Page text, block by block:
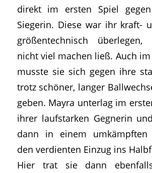
direkt im ersten Spiel
Siegerin. Diese war ihr kraft-
größentechnisch
nicht viel machen ließ. Auch
musste sie sich gegen ihre
trotz schöner, langer
geben. Mayra unterlag im
ihrer laufstarken Gegnerin
dann in einem umkämpften
den verdienten Einzug ins
Hier trat sie dann